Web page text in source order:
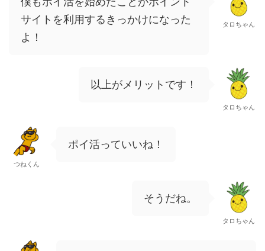
サイトを利用するきっかけになった
よ！
タロちゃん
以上がメリットです！
タロちゃん
つねくん
ポイ活っていいね！
そうだね。
タロちゃん